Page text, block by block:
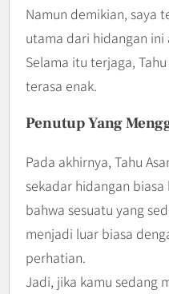
Namun demikian, saya
utama dari hidangan ini
Selama itu terjaga,
terasa enak.
Penutup Yang
Pada akhirnya, Tahu
sekadar hidangan
bahwa sesuatu yang
menjadi luar biasa
perhatian.
Jadi, jika kamu sedang